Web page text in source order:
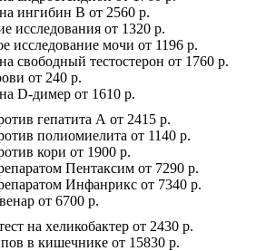
ингибин B от 2560 р.
исследования от 1320 р.
исследование мочи от 1196 р.
свободный тестостерон от 1760 р.
от 240 р.
D-димер от 1610 р.
гепатита А от 2415 р.
полиомиелита от 1140 р.
кори от 1900 р.
Пентаксим от 7290 р.
Инфанрикс от 7340 р.
от 6700 р.
на хеликобактер от 2430 р.
в кишечнике от 15830 р.